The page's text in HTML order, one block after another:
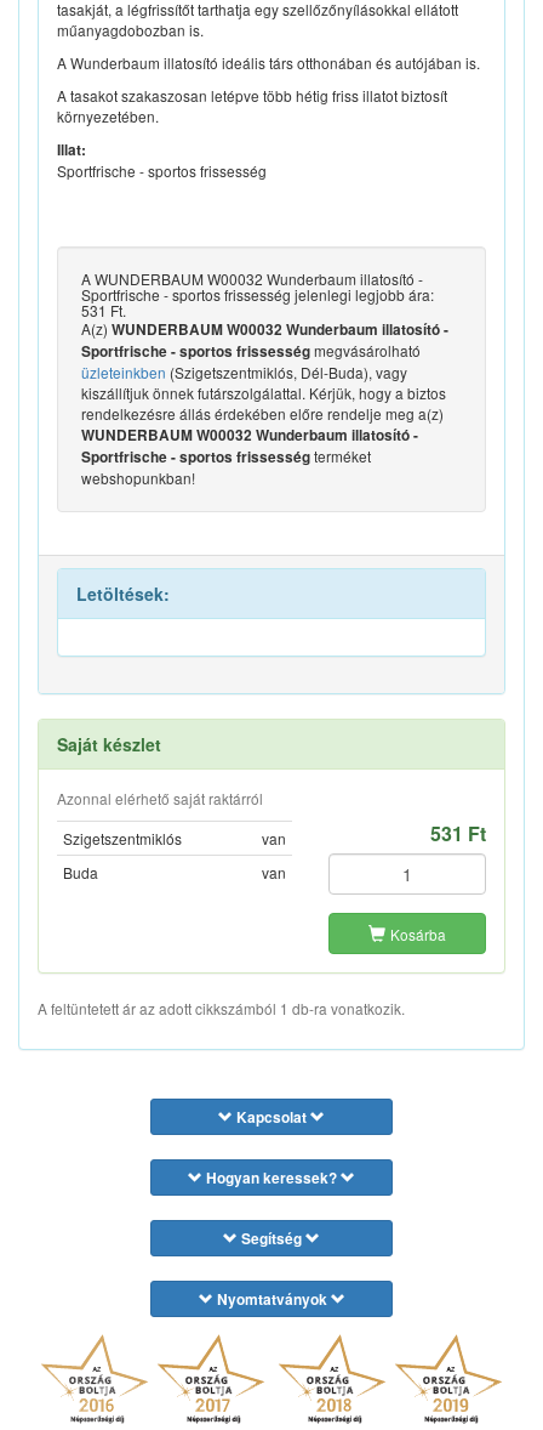
tasakját, a légfrissítőt tarthatja egy szellőzőnyílásokkal ellátott
műanyagdobozban is.
A Wunderbaum illatosító ideális társ otthonában és autójában is.
A tasakot szakaszosan letépve több hétig friss illatot biztosít
környezetében.
Illat:
Sportfrische - sportos frissesség
A WUNDERBAUM W00032 Wunderbaum illatosító -
Sportfrische - sportos frissesség jelenlegi legjobb ára:
531 Ft.
A(z) WUNDERBAUM W00032 Wunderbaum illatosító -
Sportfrische - sportos frissességmegvásárolható
üzleteinkben (Szigetszentmiklós, Dél-Buda), vagy
kiszállítjuk önnek futárszolgálattal. Kérjük, hogy a biztos
rendelkezésre állás érdekében előre rendelje meg a(z)
WUNDERBAUM W00032 Wunderbaum illatosító -
Sportfrische - sportos frissességterméket
webshopunkban!
Letöltések:
Saját készlet
Azonnal elérhető saját raktárról
Szigetszentmiklós
van
Buda
van
531 Ft
Kosárba
A feltüntetett ár az adott cikkszámból 1 db-ra vonatkozik.
Kapcsolat
Hogyan keressek?
Segítség
Nyomtatványok